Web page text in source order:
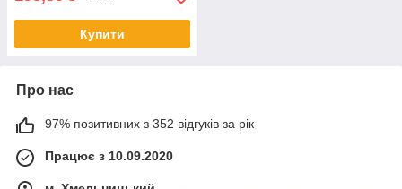
Купити
Про нас
97% позитивних з 352 відгуків за рік
Працює з 10.09.2020